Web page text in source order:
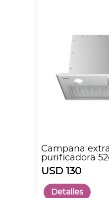
Campana
purificadora
USD 130
Detalles